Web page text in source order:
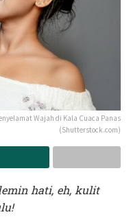
Wajah di Kala Cuaca Panas
(Shutterstock.com)
hati, eh, kulit